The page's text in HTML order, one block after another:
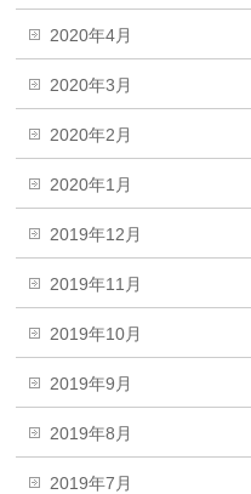
2020年4月
2020年3月
2020年2月
2020年1月
2019年12月
2019年11月
2019年10月
2019年9月
2019年8月
2019年7月